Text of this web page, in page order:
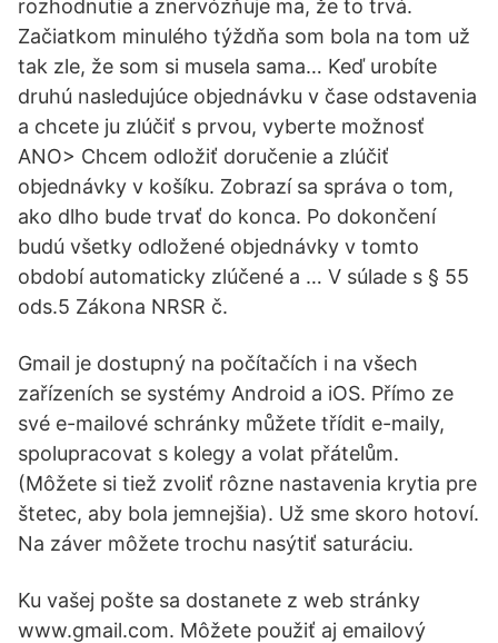
rozhodnutie a znervózňuje ma, že to trvá.
Začiatkom minulého týždňa som bola na tom už
tak zle, že som si musela sama… Keď urobíte
druhú nasledujúce objednávku v čase odstavenia
a chcete ju zlúčiť s prvou, vyberte možnosť
ANO> Chcem odložiť doručenie a zlúčiť
objednávky v košíku. Zobrazí sa správa o tom,
ako dlho bude trvať do konca. Po dokončení
budú všetky odložené objednávky v tomto
období automaticky zlúčené a … V súlade s § 55
ods.5 Zákona NRSR č.
Gmail je dostupný na počítačích i na všech
zařízeních se systémy Android a iOS. Přímo ze
své e-mailové schránky můžete třídit e-maily,
spolupracovat s kolegy a volat přátelům.
(Môžete si tiež zvoliť rôzne nastavenia krytia pre
štetec, aby bola jemnejšia). Už sme skoro hotoví.
Na záver môžete trochu nasýtiť saturáciu.
Ku vašej pošte sa dostanete z web stránky
www.gmail.com. Môžete použiť aj emailový